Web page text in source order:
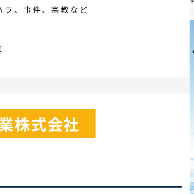
、事件、宗教など
株式会社